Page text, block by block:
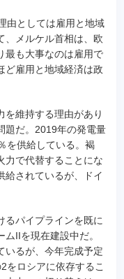
由としては雇用と地域
、メルケル首相は、欧
最も大事なのは雇用で
ど雇用と地域経済は政
維持する理由があり
題だ。2019年の発電量
を供給している。褐
力で代替することにな
給されているが、ドイ
パイプラインを既に
IIを現在建設中だ。
いるが、今年完成予定
をロシアに依存するこ